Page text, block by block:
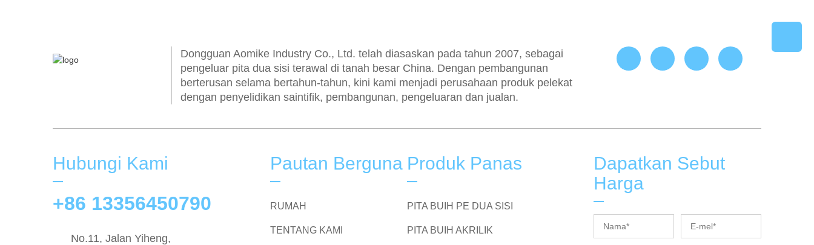
Dongguan Aomike Industry Co., Ltd. telah diasaskan pada tahun 2007, sebagai
pengeluar pita dua sisi terawal di tanah besar China. Dengan pembangunan
berterusan selama bertahun-tahun, kini kami menjadi perusahaan produk pelekat
dengan penyelidikan saintifik, pembangunan, pengeluaran dan jualan.
Hubungi Kami
+86 13356450790
No.11, Jalan Yiheng,
Pautan Berguna
RUMAH
TENTANG KAMI
Produk Panas
PITA BUIH PE DUA SISI
PITA BUIH AKRILIK
Dapatkan Sebut
Harga